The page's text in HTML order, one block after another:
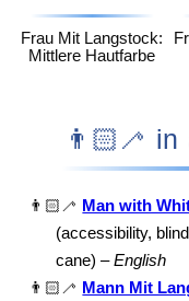
Frau Mit Langstock:
Mittlere Hautfarbe
👨🏻‍🦯 Man with
(accessibility,
cane) –English
👨🏻‍🦯 Mann Mit